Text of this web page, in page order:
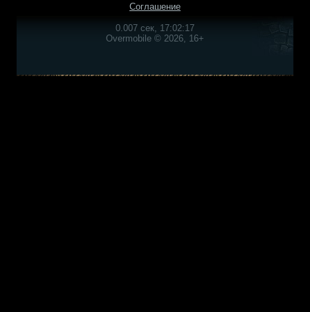
Соглашение
0.007 сек, 17:02:17
Overmobile © 2026, 16+